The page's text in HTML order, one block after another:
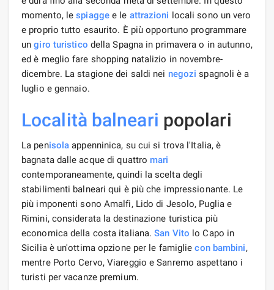
momento, lespiaggee le attrazioni locali sono un vero
e proprio tutto esaurito. È più opportuno programmare
ungiro turistico della Spagna in primavera o in autunno,
ed è meglio fare shopping natalizio in novembre-
dicembre. La stagione dei saldi nei negozi spagnoli è a
luglio e gennaio.
Località balneari popolari
La penisola appenninica, su cui si trova l'Italia, è
bagnata dalle acque di quattro mari
contemporaneamente, quindi la scelta degli
stabilimenti balneari qui è più che impressionante. Le
più imponenti sono Amalfi, Lido di Jesolo, Puglia e
Rimini, considerata la destinazione turistica più
economica della costa italiana.San Vito lo Capo in
Sicilia è un'ottima opzione per le famigliecon bambini,
mentre Porto Cervo, Viareggio e Sanremo aspettano i
turisti per vacanze premium.